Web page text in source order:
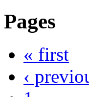
Pages
« first
‹